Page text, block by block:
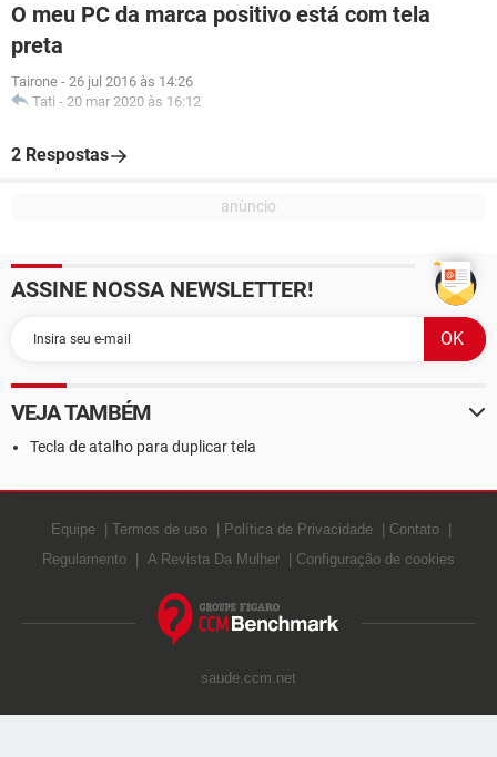
O meu PC da marca positivo está com tela
preta
Tairone - 26 jul 2016 às 14:26
Tati - 20 mar 2020 às 16:12
2 Respostas
ASSINE NOSSA NEWSLETTER!
VEJA TAMBÉM
Tecla de atalho para duplicar tela
Equipe Termos de uso Política de Privacidade
Contato
Regulamento
A Revista Da Mulher Configuração de cookies
saude.ccm.net